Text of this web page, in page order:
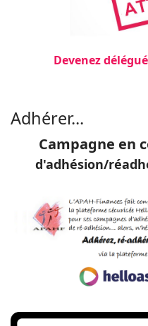
Devenez
Adhérer...
Campagne en
d'adhésion/